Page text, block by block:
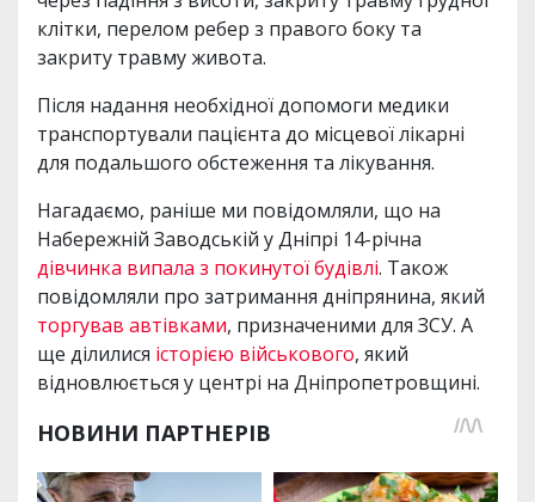
клітки, перелом ребер з правого боку та
закриту травму живота.
Після надання необхідної допомоги медики
транспортували пацієнта до місцевої лікарні
для подальшого обстеження та лікування.
Нагадаємо, раніше ми повідомляли, що на
Набережній Заводській у Дніпрі 14-річна
дівчинка випала з покинутої будівлі. Також
повідомляли про затримання дніпрянина, який
торгував автівками, призначеними для ЗСУ. А
ще ділилися історією військового, який
відновлюється у центрі на Дніпропетровщині.